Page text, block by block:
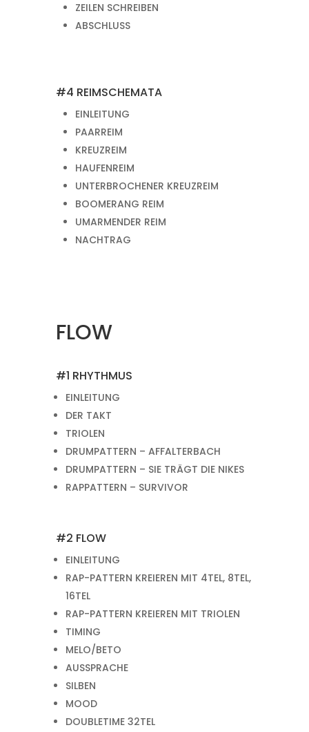
ZEILEN SCHREIBEN
ABSCHLUSS
#4 REIMSCHEMATA
EINLEITUNG
PAARREIM
KREUZREIM
HAUFENREIM
UNTERBROCHENER KREUZREIM
BOOMERANG REIM
UMARMENDER REIM
NACHTRAG
FLOW
#1 RHYTHMUS
EINLEITUNG
DER TAKT
TRIOLEN
DRUMPATTERN – AFFALTERBACH
DRUMPATTERN – SIE TRÄGT DIE NIKES
RAPPATTERN – SURVIVOR
#2 FLOW
EINLEITUNG
RAP-PATTERN KREIEREN MIT 4TEL, 8TEL,
16TEL
RAP-PATTERN KREIEREN MIT TRIOLEN
TIMING
MELO/BETO
AUSSPRACHE
SILBEN
MOOD
DOUBLETIME 32TEL